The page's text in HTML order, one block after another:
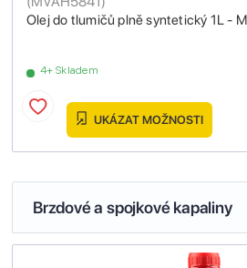
Olej do tlumičů plně syntetický 1L -
4+ Skladem
UKÁZAT MOŽNOSTI
Brzdové a spojkové kapaliny